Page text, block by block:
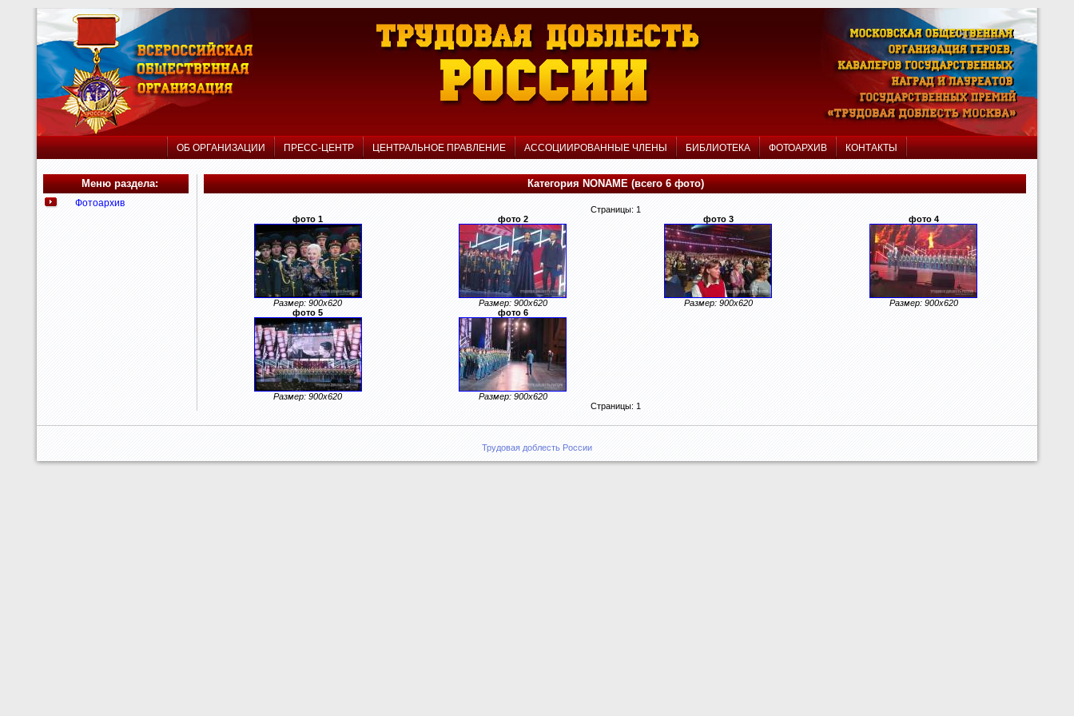
ОБ ОРГАНИЗАЦИИ ПРЕСС-ЦЕНТР ЦЕНТРАЛЬНОЕ ПРАВЛЕНИЕ АССОЦИИРОВАННЫЕ ЧЛЕНЫ БИБЛИОТЕКА ФОТОАРХИВ КОНТАКТЫ
Меню раздела:
Фотоархив
Категория NONAME (всего 6 фото)
Страницы: 1
фото 1
Размер: 900x620
фото 2
Размер: 900x620
фото 3
Размер: 900x620
фото 4
Размер: 900x620
фото 5
Размер: 900x620
фото 6
Размер: 900x620
Страницы: 1
Трудовая доблесть России